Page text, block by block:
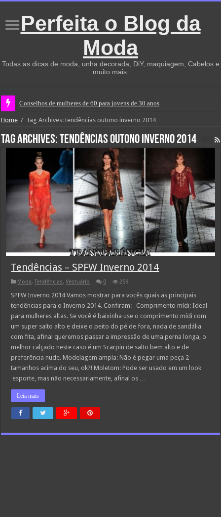
Perfeita o Blog da
Moda
Todas as dicas de moda, unha decorada, DiY, maquiagem, Cabelos e
muito mais.
Conselhos de mulheres de 60 para jovens de 30 anos
Home / Tag Archives: tendências outono inverno 2014
Tag Archives:tendências outono inverno 2014
Tendências – SPFW Inverno 2014
Moda,Tendências,Vestuário 0 259
SPFW Inverno 2014 Vamos mostrar para vocês quais as principais
tendências para o Inverno 2014. Confiram: Comprimento mídi: Ideal
para mulheres altas. Se você é baixinha use o comprimento mídi com
um super salto alto e deixe o peito do pé de fora, nada de sandália
com fita, afinal queremos passar a impressão de uma perna longa, o
melhor calçado neste caso é um Scarpin de salto bem alto e de
preferência nude. Modelagem ampla: Não é pegar uma peça 2
tamanhos acima do seu, ok?! Moletom: Pode ser usado em um look
esporte, mas não necessariamente, afinal os …
Leia mais